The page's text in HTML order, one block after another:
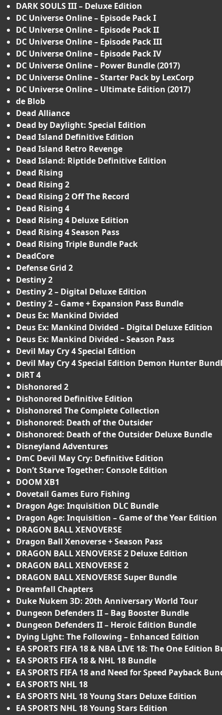
DARK SOULS III – Deluxe Edition
DC Universe Online – Episode Pack I
DC Universe Online – Episode Pack II
DC Universe Online – Episode Pack III
DC Universe Online – Episode Pack IV
DC Universe Online – Power Bundle (2017)
DC Universe Online – Starter Pack by LexCorp
DC Universe Online – Ultimate Edition (2017)
de Blob
Dead Alliance
Dead by Daylight: Special Edition
Dead Island Definitive Edition
Dead Island Retro Revenge
Dead Island: Riptide Definitive Edition
Dead Rising
Dead Rising 2
Dead Rising 2 Off The Record
Dead Rising 4
Dead Rising 4 Deluxe Edition
Dead Rising 4 Season Pass
Dead Rising Triple Bundle Pack
DeadCore
Defense Grid 2
Destiny 2
Destiny 2 – Digital Deluxe Edition
Destiny 2 – Game + Expansion Pass Bundle
Deus Ex: Mankind Divided
Deus Ex: Mankind Divided – Digital Deluxe Edition
Deus Ex: Mankind Divided – Season Pass
Devil May Cry 4 Special Edition
Devil May Cry 4 Special Edition Demon Hunter
DiRT 4
Dishonored 2
Dishonored Definitive Edition
Dishonored The Complete Collection
Dishonored: Death of the Outsider
Dishonored: Death of the Outsider Deluxe Bundle
Disneyland Adventures
DmC Devil May Cry: Definitive Edition
Don’t Starve Together: Console Edition
DOOM XB1
Dovetail Games Euro Fishing
Dragon Age: Inquisition DLC Bundle
Dragon Age: Inquisition – Game of the Year Edition
DRAGON BALL XENOVERSE
Dragon Ball Xenoverse + Season Pass
DRAGON BALL XENOVERSE 2 Deluxe Edition
DRAGON BALL XENOVERSE 2
DRAGON BALL XENOVERSE Super Bundle
Dreamfall Chapters
Duke Nukem 3D: 20th Anniversary World Tour
Dungeon Defenders II – Bag Booster Bundle
Dungeon Defenders II – Heroic Edition Bundle
Dying Light: The Following – Enhanced Edition
EA SPORTS FIFA 18 & NBA LIVE 18: The One Edition
EA SPORTS FIFA 18 & NHL 18 Bundle
EA SPORTS FIFA 18 and Need for Speed Payback
EA SPORTS NHL 18
EA SPORTS NHL 18 Young Stars Deluxe Edition
EA SPORTS NHL 18 Young Stars Edition